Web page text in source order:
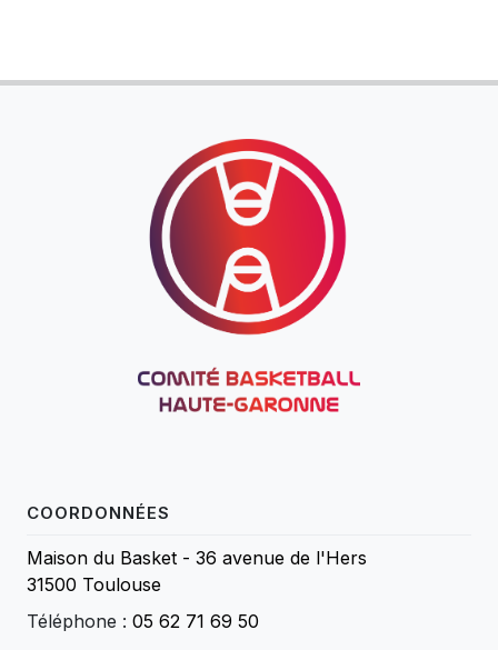
COORDONNÉES
Maison du Basket - 36 avenue de l'Hers
31500 Toulouse
Téléphone : 05 62 71 69 50